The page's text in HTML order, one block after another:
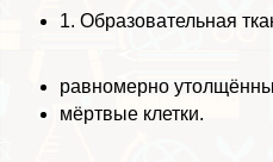
1. Образовательная
равномерно
мёртвые клетки.